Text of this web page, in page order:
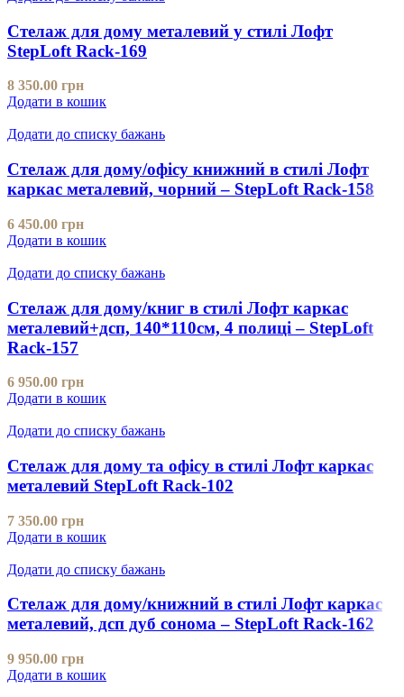
Стелаж для дому металевий у стилі Лофт
StepLoft Rack-169
8 350.00 грн
Додати в кошик
Додати до списку бажань
Стелаж для дому/офісу книжний в стилі Лофт
каркас металевий, чорний – StepLoft Rack-158
6 450.00 грн
Додати в кошик
Додати до списку бажань
Стелаж для дому/книг в стилі Лофт каркас
металевий+дсп, 140*110см, 4 полиці – StepLoft
Rack-157
6 950.00 грн
Додати в кошик
Додати до списку бажань
Стелаж для дому та офісу в стилі Лофт каркас
металевий StepLoft Rack-102
7 350.00 грн
Додати в кошик
Додати до списку бажань
Стелаж для дому/книжний в стилі Лофт каркас
металевий, дсп дуб сонома – StepLoft Rack-162
9 950.00 грн
Додати в кошик